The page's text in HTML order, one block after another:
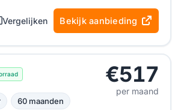
Vergelijken Bekijk aanbieding
€517
per maand
60 maanden